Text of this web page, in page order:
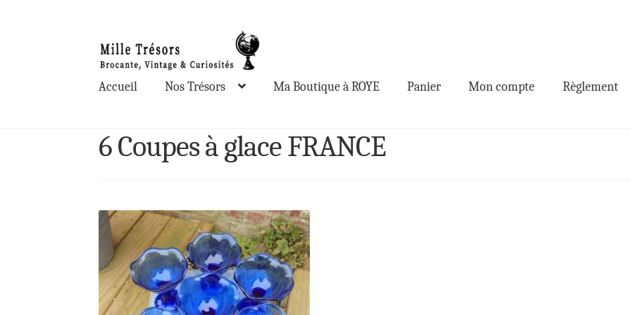
à
la
navigation
au
contenu
Accueil Nos Trésors Ma Boutique à ROYE Panier Mon compte Règlement
6 Coupes à glace FRANCE